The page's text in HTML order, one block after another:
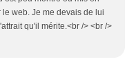
web. Je me devais de lui
qu'il mérite.<br /> <br />